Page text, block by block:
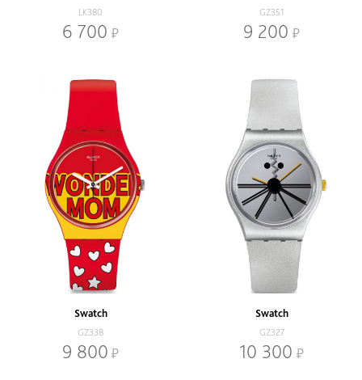
LK380
6 700
GZ351
9 200
Swatch
GZ338
9 800
Swatch
GZ327
10 300